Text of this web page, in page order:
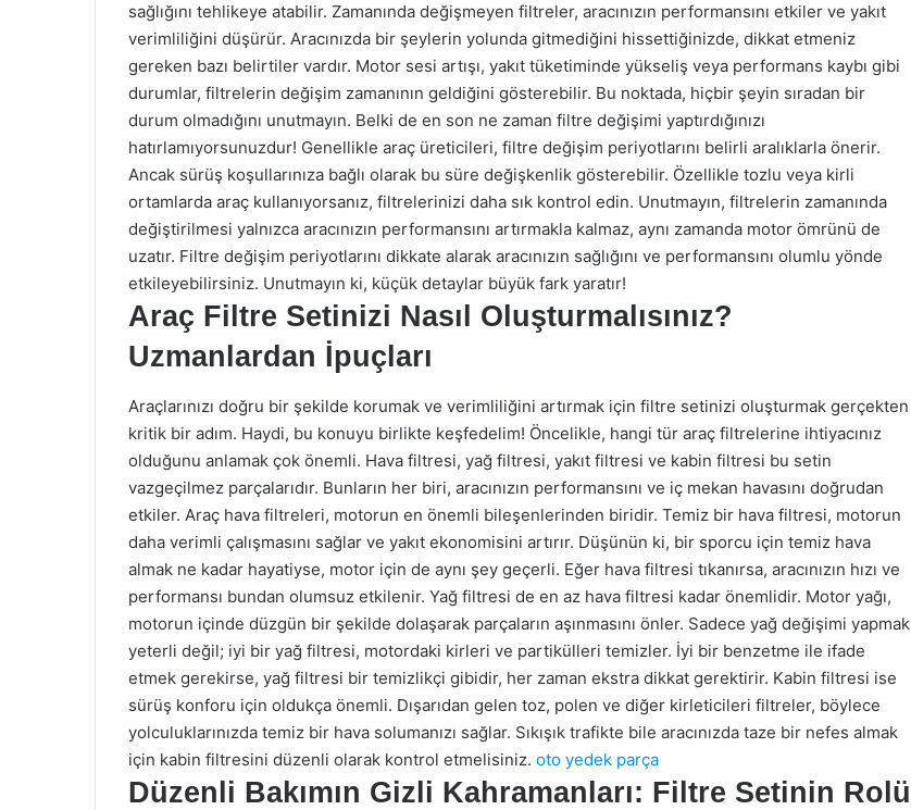
sağlığını tehlikeye atabilir. Zamanında değişmeyen filtreler, aracınızın performansını etkiler ve yakıt
verimliliğini düşürür. Aracınızda bir şeylerin yolunda gitmediğini hissettiğinizde, dikkat etmeniz
gereken bazı belirtiler vardır. Motor sesi artışı, yakıt tüketiminde yükseliş veya performans kaybı gibi
durumlar, filtrelerin değişim zamanının geldiğini gösterebilir. Bu noktada, hiçbir şeyin sıradan bir
durum olmadığını unutmayın. Belki de en son ne zaman filtre değişimi yaptırdığınızı
hatırlamıyorsunuzdur! Genellikle araç üreticileri, filtre değişim periyotlarını belirli aralıklarla önerir.
Ancak sürüş koşullarınıza bağlı olarak bu süre değişkenlik gösterebilir. Özellikle tozlu veya kirli
ortamlarda araç kullanıyorsanız, filtrelerinizi daha sık kontrol edin. Unutmayın, filtrelerin zamanında
değiştirilmesi yalnızca aracınızın performansını artırmakla kalmaz, aynı zamanda motor ömrünü de
uzatır. Filtre değişim periyotlarını dikkate alarak aracınızın sağlığını ve performansını olumlu yönde
etkileyebilirsiniz. Unutmayın ki, küçük detaylar büyük fark yaratır!
Araç Filtre Setinizi Nasıl Oluşturmalısınız?
Uzmanlardan İpuçları
Araçlarınızı doğru bir şekilde korumak ve verimliliğini artırmak için filtre setinizi oluşturmak gerçekten
kritik bir adım. Haydi, bu konuyu birlikte keşfedelim! Öncelikle, hangi tür araç filtrelerine ihtiyacınız
olduğunu anlamak çok önemli. Hava filtresi, yağ filtresi, yakıt filtresi ve kabin filtresi bu setin
vazgeçilmez parçalarıdır. Bunların her biri, aracınızın performansını ve iç mekan havasını doğrudan
etkiler. Araç hava filtreleri, motorun en önemli bileşenlerinden biridir. Temiz bir hava filtresi, motorun
daha verimli çalışmasını sağlar ve yakıt ekonomisini artırır. Düşünün ki, bir sporcu için temiz hava
almak ne kadar hayatiyse, motor için de aynı şey geçerli. Eğer hava filtresi tıkanırsa, aracınızın hızı ve
performansı bundan olumsuz etkilenir. Yağ filtresi de en az hava filtresi kadar önemlidir. Motor yağı,
motorun içinde düzgün bir şekilde dolaşarak parçaların aşınmasını önler. Sadece yağ değişimi yapmak
yeterli değil; iyi bir yağ filtresi, motordaki kirleri ve partikülleri temizler. İyi bir benzetme ile ifade
etmek gerekirse, yağ filtresi bir temizlikçi gibidir, her zaman ekstra dikkat gerektirir. Kabin filtresi ise
sürüş konforu için oldukça önemli. Dışarıdan gelen toz, polen ve diğer kirleticileri filtreler, böylece
yolculuklarınızda temiz bir hava solumanızı sağlar. Sıkışık trafikte bile aracınızda taze bir nefes almak
için kabin filtresini düzenli olarak kontrol etmelisiniz. oto yedek parça
Düzenli Bakımın Gizli Kahramanları: Filtre Setinin Rolü